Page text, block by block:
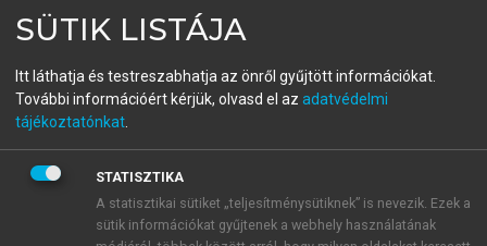
fiókoddal,vagy hozz létre új fiókot.
A regisztráció után apróbaidőszakautomatikusan
BELÉPÉS SAJÁT FIÓKKAL
SÜTIK LISTÁJA
Itt láthatja és testreszabhatja az önről gyűjtött információkat.
További információért kérjük, olvasd el az adatvédelmi
tájékoztatónkat
STATISZTIKA
A statisztikai sütiket „teljesítménysütiknek” is nevezik. Ezek a
sütik információkat gyűjtenek a webhely használatának